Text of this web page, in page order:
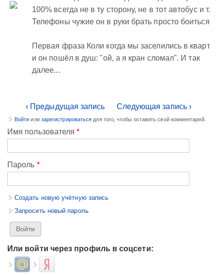
100% всегда не в ту сторону, не в тот автобус и т.п.
Телефоны чужие он в руки брать просто боиться :)
Первая фраза Коли когда мы заселились в
и он пошёл в душ: "ой, а я кран сломал". И так
далее...
‹ Предыдущая запись Следующая запись ›
Войти или зарегистрироваться для того, чтобы оставить свой комментарий.
Имя пользователя*
Пароль *
Создать новую учётную запись
Запросить новый пароль
Или войти через профиль в соцсети:
Login with Mail.ruLogin with Яндекс